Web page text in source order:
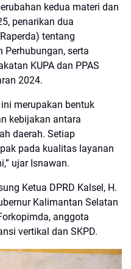
kedua materi dan
penarikan dua
tentang
Perhubungan, serta
KUPA dan PPAS
2024.
merupakan bentuk
kebijakan antara
daerah. Setiap
pada kualitas layanan
ujar Isnawan.
Ketua DPRD Kalsel, H.
Kalimantan Selatan
anggota
vertikal dan SKPD.